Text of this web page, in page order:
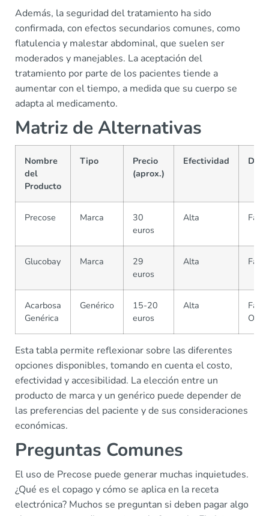
Además, la seguridad del tratamiento ha sido
confirmada, con efectos secundarios comunes, como
flatulencia y malestar abdominal, que suelen ser
moderados y manejables. La aceptación del
tratamiento por parte de los pacientes tiende a
aumentar con el tiempo, a medida que su cuerpo se
adapta al medicamento.
Matriz de Alternativas
Nombre
del
Producto
Tipo
Precio
(aprox.)
Efectividad
Precose Marca
30
euros
Alta
Glucobay Marca
29
euros
Alta
Acarbosa
Genérica
Genérico
15-20
euros
Alta
Esta tabla permite reflexionar sobre las diferentes
opciones disponibles, tomando en cuenta el costo,
efectividad y accesibilidad. La elección entre un
producto de marca y un genérico puede depender de
las preferencias del paciente y de sus consideraciones
económicas.
Preguntas Comunes
El uso de Precose puede generar muchas inquietudes.
¿Qué es el copago y cómo se aplica en la receta
electrónica? Muchos se preguntan si deben pagar algo